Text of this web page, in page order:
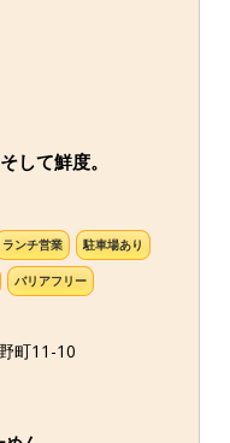
して鮮度。
ランチ営業 駐車場あり
バリアフリー
町11-10